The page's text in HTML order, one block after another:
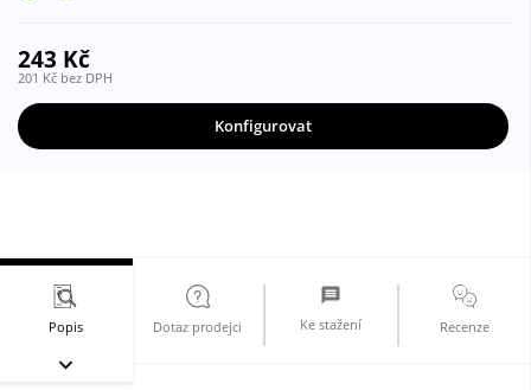
243 Kč
201 Kč
Konfigurovat
Popis Dotaz prodejci Ke stažení Recenze